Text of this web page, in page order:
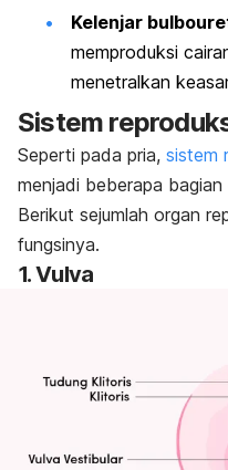
Kelenjar
memproduksi
menetralkan
Sistem
Seperti pada pria, sistem
menjadi beberapa
Berikut sejumlah organ
fungsinya.
1. Vulva